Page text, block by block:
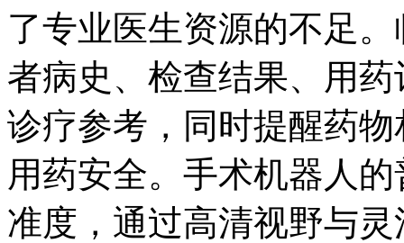
了专业医生资源的不足
者病史、检查结果、用
诊疗参考，同时提醒药
用药安全。手术机器人
准度，通过高清视野与